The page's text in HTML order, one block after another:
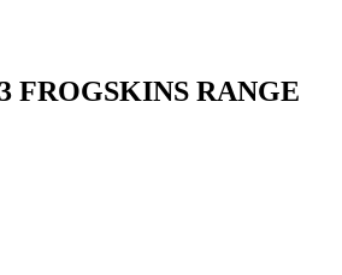
FROGSKINS RANGE